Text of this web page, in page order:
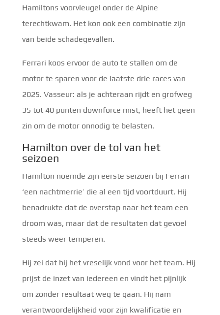
Hamiltons voorvleugel onder de Alpine
terechtkwam. Het kon ook een combinatie zijn
van beide schadegevallen.
Ferrari koos ervoor de auto te stallen om de
motor te sparen voor de laatste drie races van
2025. Vasseur: als je achteraan rijdt en grofweg
35 tot 40 punten downforce mist, heeft het geen
zin om de motor onnodig te belasten.
Hamilton over de tol van het
seizoen
Hamilton noemde zijn eerste seizoen bij Ferrari
‘een nachtmerrie’ die al een tijd voortduurt. Hij
benadrukte dat de overstap naar het team een
droom was, maar dat de resultaten dat gevoel
steeds weer temperen.
Hij zei dat hij het vreselijk vond voor het team. Hij
prijst de inzet van iedereen en vindt het pijnlijk
om zonder resultaat weg te gaan. Hij nam
verantwoordelijkheid voor zijn kwalificatie en